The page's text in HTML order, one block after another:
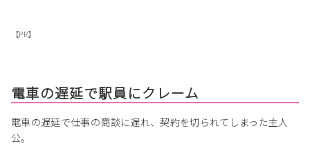
【PR】
電車の遅延で駅員にクレーム
電車の遅延で仕事の商談に遅れ、契約を切られてしまった主人
公。